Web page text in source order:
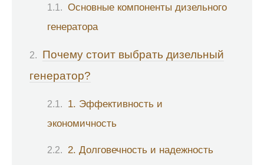
Основные компоненты дизельного
генератора
Почему стоит выбрать дизельный
генератор?
1. Эффективность и
экономичность
2. Долговечность и надежность